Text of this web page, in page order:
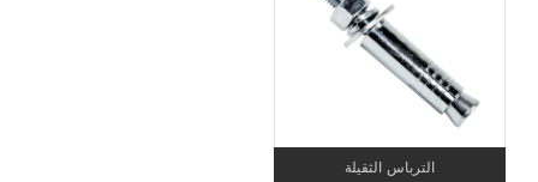
الترباس الثقيلة